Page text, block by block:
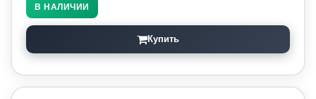
В НАЛИЧИИ
Купить